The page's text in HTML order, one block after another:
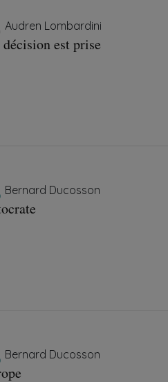
Audren Lombardini
est prise
Bernard Ducosson
Bernard Ducosson